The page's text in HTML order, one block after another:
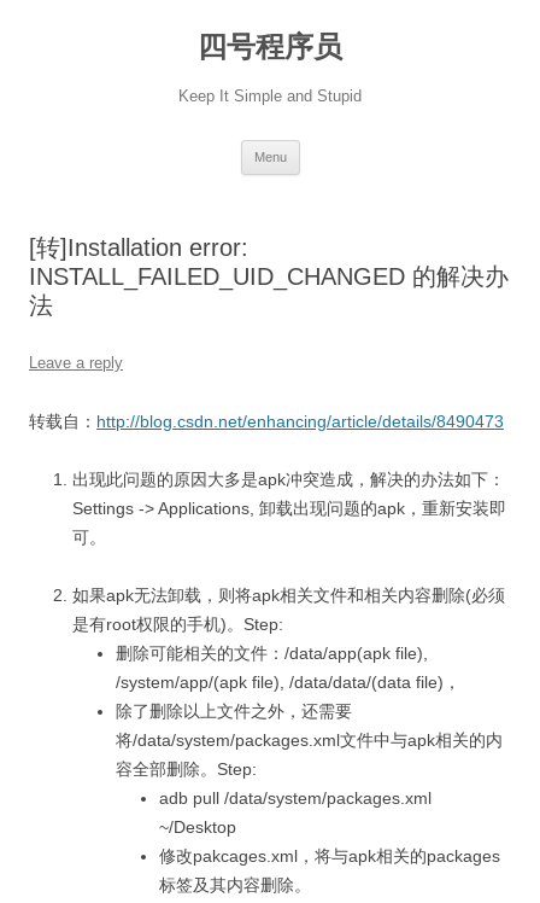
四号程序员
Keep It Simple and Stupid
Menu
[转]Installation error:
INSTALL_FAILED_UID_CHANGED 的解决办
法
Leave a reply
转载自： http://blog.csdn.net/enhancing/article/details/8490473
出现此问题的原因大多是apk冲突造成，解决的办法如下：
Settings -> Applications, 卸载出现问题的apk，重新安装即
可。
如果apk无法卸载，则将apk相关文件和相关内容删除(必须
是有root权限的手机)。Step:
删除可能相关的文件：/data/app(apk file),
/system/app/(apk file), /data/data/(data file)，
除了删除以上文件之外，还需要
将/data/system/packages.xml文件中与apk相关的内
容全部删除。Step:
adb pull /data/system/packages.xml
~/Desktop
修改pakcages.xml，将与apk相关的packages
标签及其内容删除。